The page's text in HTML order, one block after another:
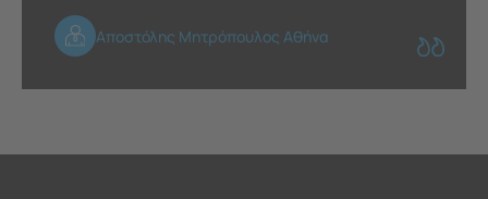
Αποστόλης Μητρόπουλος Αθήνα